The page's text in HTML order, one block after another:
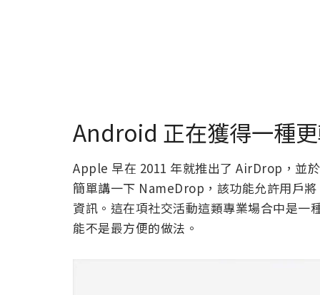
Android 正在獲得一種
Apple 早在 2011 年就推出了 AirDrop，並
簡單講一下 NameDrop，該功能允許用戶
資訊。這在項社交活動這類專業場合中是一
能不是最方便的做法。